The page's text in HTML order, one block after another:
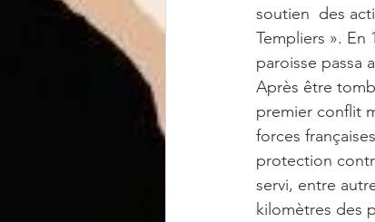
soutien  des
Templiers ».
paroisse passa
Après être
premier conflit
forces
protection
servi, entre
kilomètres des